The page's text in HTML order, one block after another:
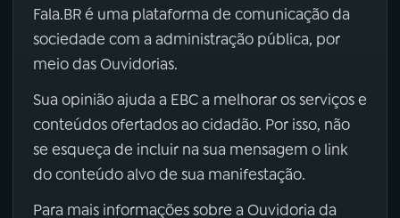
Fala.BR é uma plataforma de comunicação da
sociedade com a administração pública, por
meio das Ouvidorias.
Sua opinião ajuda a EBC a melhorar os serviços e
conteúdos ofertados ao cidadão. Por isso, não
se esqueça de incluir na sua mensagem o link
do conteúdo alvo de sua manifestação.
Para mais informações sobre a Ouvidoria da